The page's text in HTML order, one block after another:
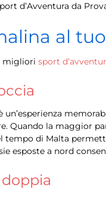
d’Avventura da
al
migliori sport
un’esperienza
Quando la maggior
di Malta
esposte a nord